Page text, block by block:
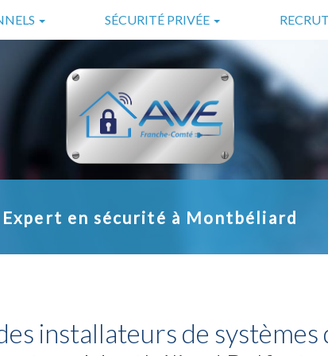
SÉCURITÉ PRIVÉE
GARDIENNAGE
SURVEILLANCE
SÉCURITÉ INCENDIE
TÉLÉSURVEILLANCE
Expert en sécurité à Montbéliard
installateurs de systèmes